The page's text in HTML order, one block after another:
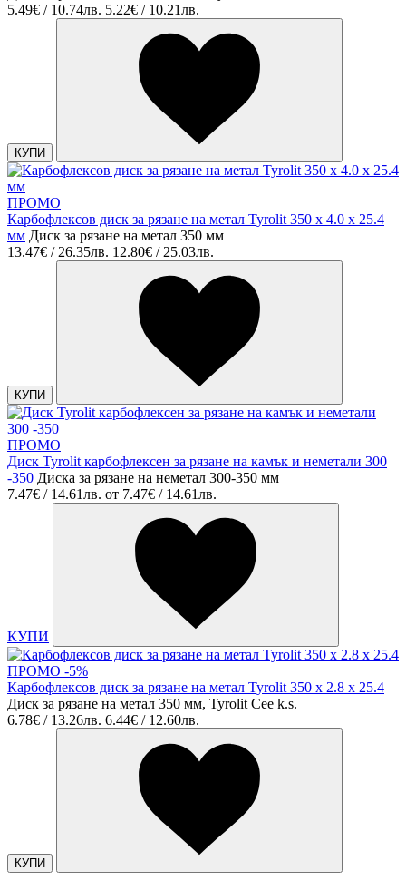
5.49€ / 10.74лв. 5.22€ / 10.21лв.
КУПИ
ПРОМО
Карбофлексов диск за рязане на метал Tyrolit 350 х 4.0 х 25.4
мм Диск за рязане на метал 350 мм
13.47€ / 26.35лв. 12.80€ / 25.03лв.
КУПИ
ПРОМО
Диск Tyrolit карбофлексен за рязане на камък и неметали 300
-350 Диска за рязане на неметал 300-350 мм
7.47€ / 14.61лв. от 7.47€ / 14.61лв.
КУПИ
ПРОМО -5%
Карбофлексов диск за рязане на метал Tyrolit 350 x 2.8 x 25.4
Диск за рязане на метал 350 мм, Tyrolit Cee k.s.
6.78€ / 13.26лв. 6.44€ / 12.60лв.
КУПИ